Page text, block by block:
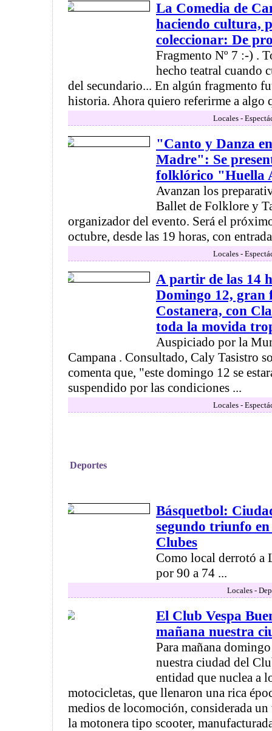
La Comedia de
haciendo cultura,
coleccionar: De
Fragmento Nº 7 :-) .
hecho teatral cuando
del secundario... En algún fragmento
historia. Ahora quiero referirme a algo
Locales -
"Canto y Danza
Madre": Se
folklórico "Huella
Avanzan los
Ballet de Folklore y
organizador del evento. Será el
octubre, desde las 19 horas, con
Locales -
A partir de las 14
Domingo 12, gran
Costanera, con
toda la movida
Auspiciado por la
Campana . Consultado, Caly Tasistro
comenta que, "este domingo 12 se
suspendido por las condiciones ...
Locales -
Deportes
Básquetbol:
segundo triunfo
Clubes
Como local derrotó a
por 90 a 74 ...
Locales -
El Club Vespa
mañana nuestra
Para mañana
nuestra ciudad del
entidad que nuclea a
motocicletas, que llenaron una rica
medios de locomoción, considerada
la motonera tipo scooter,